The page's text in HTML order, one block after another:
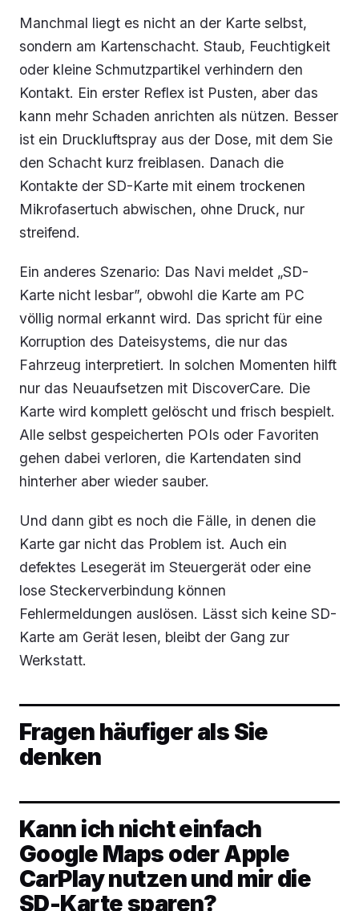
Manchmal liegt es nicht an der Karte selbst,
sondern am Kartenschacht. Staub, Feuchtigkeit
oder kleine Schmutzpartikel verhindern den
Kontakt. Ein erster Reflex ist Pusten, aber das
kann mehr Schaden anrichten als nützen. Besser
ist ein Druckluftspray aus der Dose, mit dem Sie
den Schacht kurz freiblasen. Danach die
Kontakte der SD-Karte mit einem trockenen
Mikrofasertuch abwischen, ohne Druck, nur
streifend.
Ein anderes Szenario: Das Navi meldet „SD-
Karte nicht lesbar”, obwohl die Karte am PC
völlig normal erkannt wird. Das spricht für eine
Korruption des Dateisystems, die nur das
Fahrzeug interpretiert. In solchen Momenten hilft
nur das Neuaufsetzen mit DiscoverCare. Die
Karte wird komplett gelöscht und frisch bespielt.
Alle selbst gespeicherten POIs oder Favoriten
gehen dabei verloren, die Kartendaten sind
hinterher aber wieder sauber.
Und dann gibt es noch die Fälle, in denen die
Karte gar nicht das Problem ist. Auch ein
defektes Lesegerät im Steuergerät oder eine
lose Steckerverbindung können
Fehlermeldungen auslösen. Lässt sich keine SD-
Karte am Gerät lesen, bleibt der Gang zur
Werkstatt.
Fragen häufiger als Sie
denken
Kann ich nicht einfach
Google Maps oder Apple
CarPlay nutzen und mir die
SD-Karte sparen?